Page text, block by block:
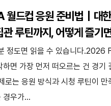
드컵 응원 준비법｜대
관 루틴까지, 어떻게 즐기
을까?
정도면 읽을 수 있습니다.2026
하면 가장 먼저 떠오르는 건 경기
로는 응원 방식과 시청 루틴이 만
경우가…